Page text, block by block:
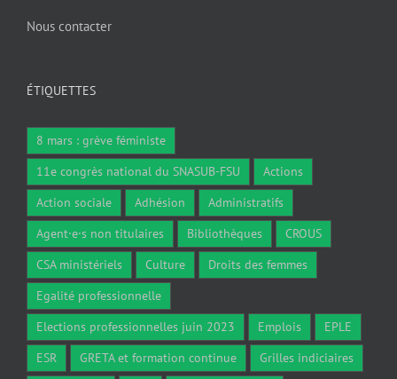
Nous contacter
ÉTIQUETTES
8 mars : grève féministe
11e congrès national du SNASUB-FSU
Actions
Action sociale
Adhésion
Administratifs
Agent·e·s non titulaires
Bibliothèques
CROUS
CSA ministériels
Culture
Droits des femmes
Egalité professionnelle
Elections professionnelles juin 2023
Emplois
EPLE
ESR
GRETA et formation continue
Grilles indiciaires